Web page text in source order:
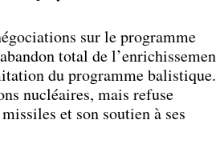
sur le programme
total de
du programme balistique.
nucléaires, mais refuse
et son soutien à ses